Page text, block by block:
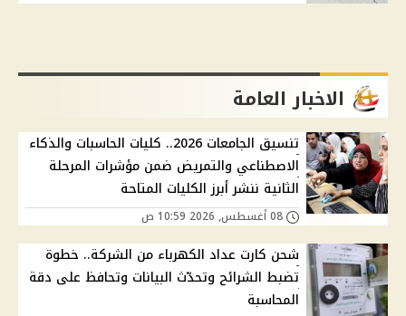
الاخبار العامة
تنسيق الجامعات 2026.. كليات الحاسبات والذكاء
الاصطناعي والتمريض ضمن مؤشرات المرحلة
الثانية ننشر أبرز الكليات المتاحة
شحن كارت عداد الكهرباء من الشركة.. خطوة
تضبط الشرائح وتحدّث البيانات وتحافظ على دقة
المحاسبة